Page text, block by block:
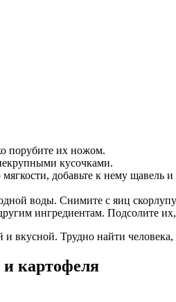
порубите их ножом.
кусочками.
добавьте к нему
воды. Снимите с яиц
ингредиентам. Подсолите
и вкусной. Трудно найти
картофеля